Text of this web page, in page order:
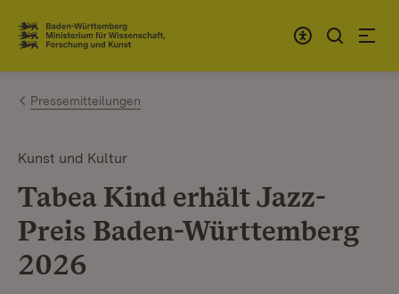
Zum Inhalt springen
Link zur Startseite
Pressemitteilungen
Kunst und Kultur
Tabea Kind erhält Jazz-
Preis Baden-Württemberg
2026